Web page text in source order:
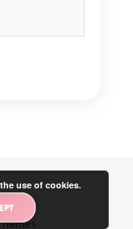
use of cookies.